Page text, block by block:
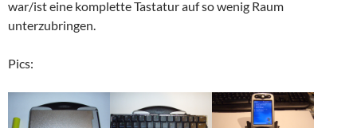
war/ist eine komplette Tastatur auf so wenig Raum
unterzubringen.
Pics: